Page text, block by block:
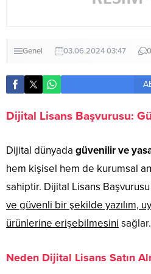
Genel 03.06.2024 03:47 0
Dijital Lisans Başvurusu:
Dijital dünyada güvenilir ve
hem kişisel hem de kurumsal
sahiptir. Dijital Lisans Başvurusu
ve güvenli bir şekilde yazılım,
ürünlerine erişebilmesini sağlar.
Neden Dijital Lisans Satın